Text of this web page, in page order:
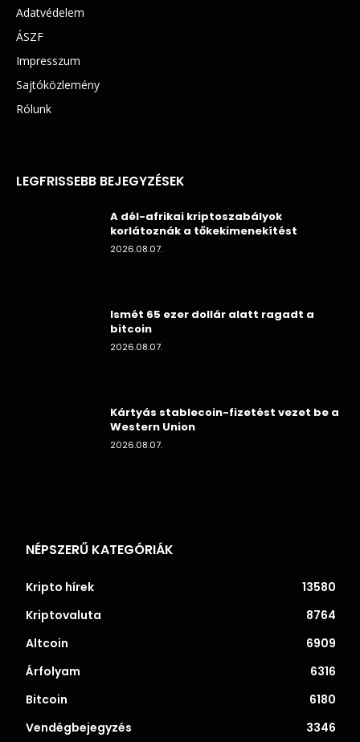
Adatvédelem
ÁSZF
Impresszum
Sajtóközlemény
Rólunk
LEGFRISSEBB BEJEGYZÉSEK
A dél-afrikai kriptoszabályok
korlátoznák a tőkekimenekítést
2026.08.07.
Ismét 65 ezer dollár alatt ragadt a
bitcoin
2026.08.07.
Kártyás stablecoin-fizetést vezet be a
Western Union
2026.08.07.
NÉPSZERŰ KATEGÓRIÁK
Kripto hírek
13580
Kriptovaluta
8764
Altcoin
6909
Árfolyam
6316
Bitcoin
6180
Vendégbejegyzés
3346